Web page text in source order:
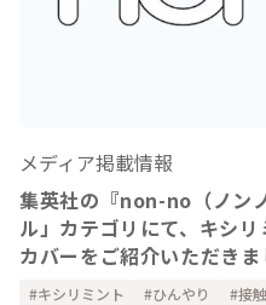
メディア掲載情報
集英社の『non-no（ノン
ル」カテゴリにて、キシ
カバーをご紹介いただきま
キシリミント ひんやり 接